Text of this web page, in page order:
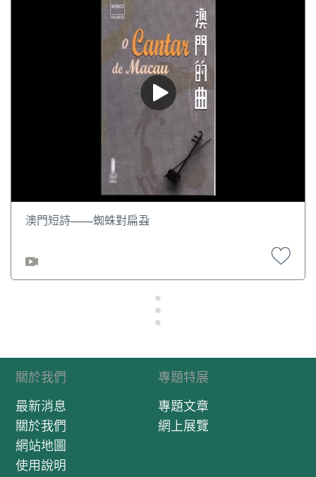
澳門短詩——蜘蛛對扁蝨
關於我們
最新消息
關於我們
網站地圖
使用說明
專題特展
專題文章
網上展覽